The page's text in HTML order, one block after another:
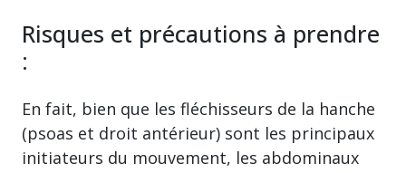
Risques et précautions à prendre
:
En fait, bien que les fléchisseurs de la hanche
(psoas et droit antérieur) sont les principaux
initiateurs du mouvement, les abdominaux